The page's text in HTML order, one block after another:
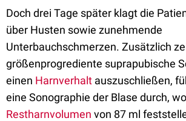
Doch drei Tage später klagt die
über Husten sowie zunehmende
Unterbauchschmerzen. Zusätzlich
größenprogrediente suprapubische
einen Harnverhalt auszuschließen,
eine Sonographie der Blase durch,
Restharnvolumen von 87 ml